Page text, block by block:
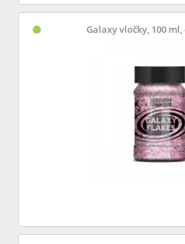
Galaxy vločky, 100